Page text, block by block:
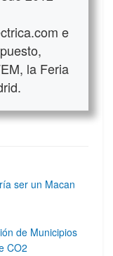
e
la Feria
ser un Macan
de Municipios
CO2